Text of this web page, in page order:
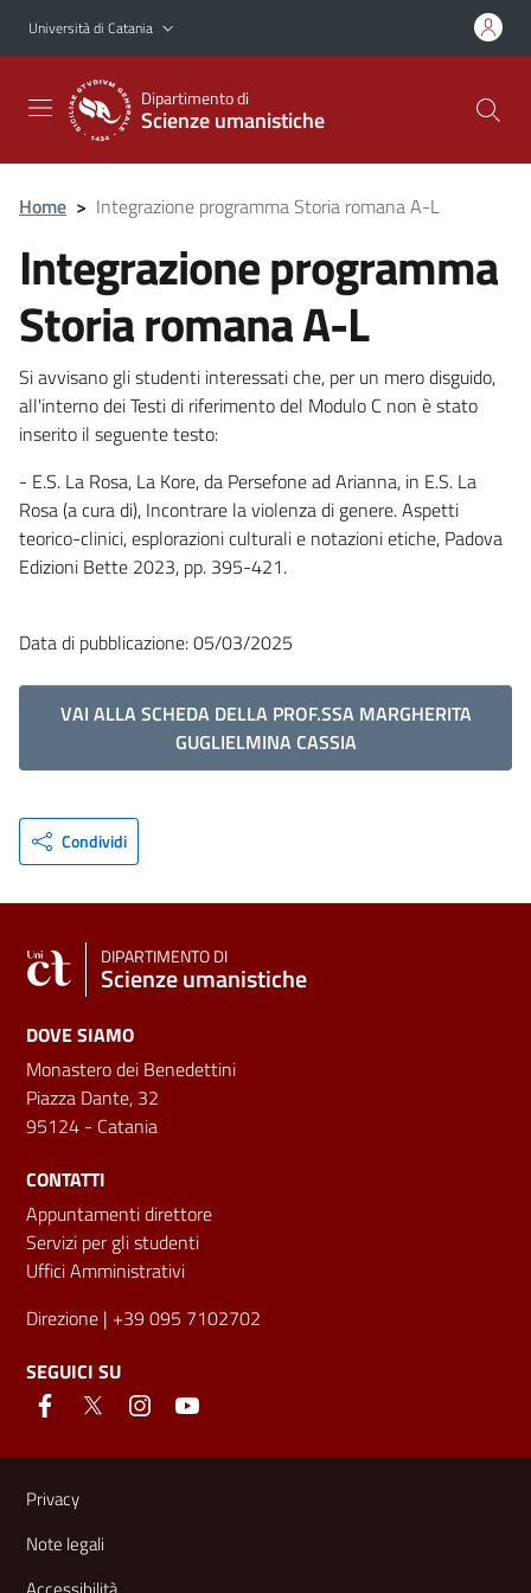
Vai al contenuto principale
Vai al menu di navigazione
Università di Catania
Dipartimento di
Scienze umanistiche
Home > Integrazione programma Storia romana A-L
Integrazione programma
Storia romana A-L
Si avvisano gli studenti interessati che, per un mero disguido,
all'interno dei Testi di riferimento del Modulo C non è stato
inserito il seguente testo:
- E.S. La Rosa, La Kore, da Persefone ad Arianna, in E.S. La
Rosa (a cura di), Incontrare la violenza di genere. Aspetti
teorico-clinici, esplorazioni culturali e notazioni etiche, Padova
Edizioni Bette 2023, pp. 395-421.
Data di pubblicazione: 05/03/2025
VAI ALLA SCHEDA DELLA PROF.SSA MARGHERITA
GUGLIELMINA CASSIA
Condividi
DIPARTIMENTO DI
Scienze umanistiche
DOVE SIAMO
Monastero dei Benedettini
Piazza Dante, 32
95124 - Catania
CONTATTI
Appuntamenti direttore
Servizi per gli studenti
Uffici Amministrativi
Direzione | +39 095 7102702
SEGUICI SU
Link e informazioni utili
Privacy
Note legali